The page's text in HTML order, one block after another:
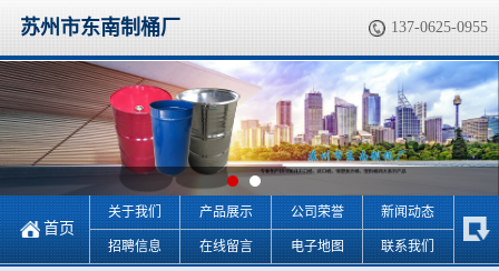
苏州市东南制桶厂 137-0625-0955
首页
关于我们 产品展示 公司荣誉 新闻动态
招聘信息 在线留言 电子地图 联系我们